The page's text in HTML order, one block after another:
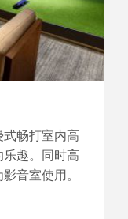
畅打室内高
趣。同时高
音室使用。